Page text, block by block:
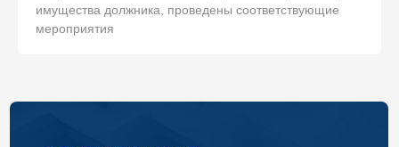
имущества должника, проведены соответствующие
мероприятия